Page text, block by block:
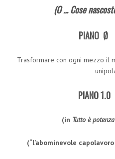
(O … Cose
PIANO
Trasformare con ogni mezzo il
PIANO
(in Tutto è potenza
(“l’abominevole